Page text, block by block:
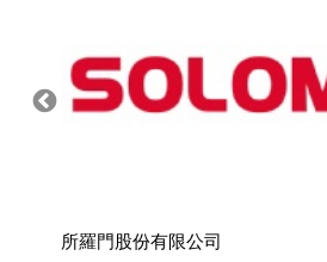
所羅門股份有限公司